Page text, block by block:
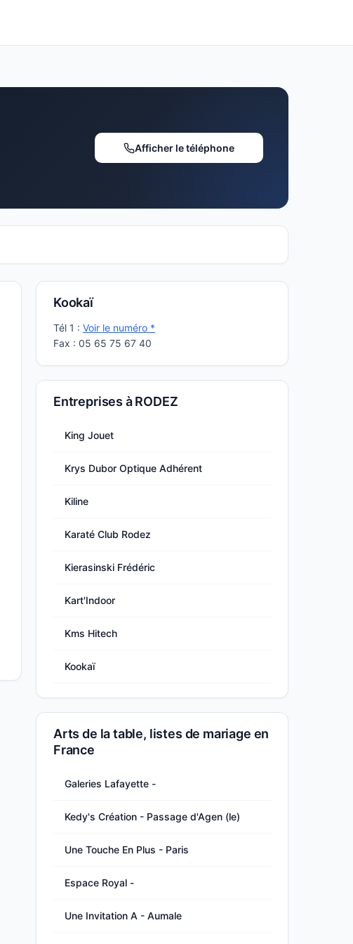
Afficher le téléphone
Kookaï
Tél 1 : Voir le numéro *
Fax : 05 65 75 67 40
Entreprises à RODEZ
King Jouet
Krys Dubor Optique Adhérent
Kiline
Karaté Club Rodez
Kierasinski Frédéric
Kart'Indoor
Kms Hitech
Kookaï
Arts de la table, listes de mariage en
France
Galeries Lafayette -
Kedy's Création - Passage d'Agen (le)
Une Touche En Plus - Paris
Espace Royal -
Une Invitation A - Aumale